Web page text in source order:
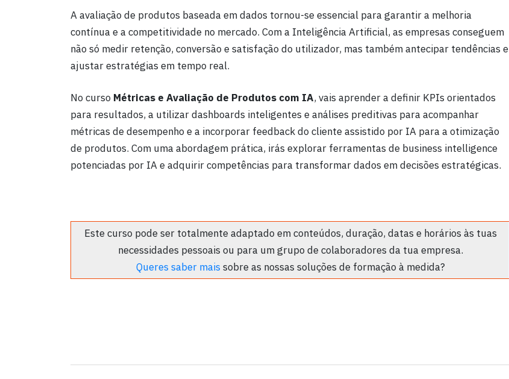
A avaliação de produtos baseada em dados tornou-se essencial para garantir a melhoria
contínua e a competitividade no mercado. Com a Inteligência Artificial, as empresas conseguem
não só medir retenção, conversão e satisfação do utilizador, mas também antecipar tendências e
ajustar estratégias em tempo real.
No curso Métricas e Avaliação de Produtos com IA, vais aprender a definir KPIs orientados
para resultados, a utilizar dashboards inteligentes e análises preditivas para acompanhar
métricas de desempenho e a incorporar feedback do cliente assistido por IA para a otimização
de produtos. Com uma abordagem prática, irás explorar ferramentas de business intelligence
potenciadas por IA e adquirir competências para transformar dados em decisões estratégicas.
Este curso pode ser totalmente adaptado em conteúdos, duração, datas e horários às tuas
necessidades pessoais ou para um grupo de colaboradores da tua empresa.
Queres saber mais sobre as nossas soluções de formação à medida?